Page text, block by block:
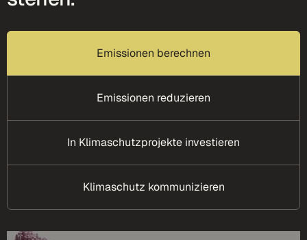
Emissionen berechnen
Emissionen reduzieren
In Klimaschutzprojekte investieren
Klimaschutz kommunizieren